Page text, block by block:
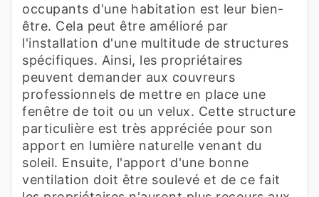
occupants d'une habitation est leur bien-
être. Cela peut être amélioré par
l'installation d'une multitude de structures
spécifiques. Ainsi, les propriétaires
peuvent demander aux couvreurs
professionnels de mettre en place une
fenêtre de toit ou un velux. Cette structure
particulière est très appréciée pour son
apport en lumière naturelle venant du
soleil. Ensuite, l'apport d'une bonne
ventilation doit être soulevé et de ce fait